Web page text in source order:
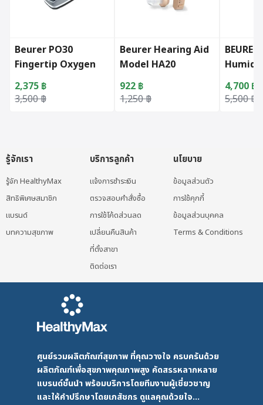
Beurer PO30
Fingertip Oxygen
Meter
3,500฿
Original price was: 3,500 ฿.
2,375 ฿
Current price is: 2,375 ฿.
Beurer Hearing Aid
Model HA20
1,250฿
Original price was: 1,250 ฿.
922 ฿
Current price is: 922 ฿.
White
5,500฿
Original
4,700 ฿
Current
รู้จักเรา
รู้จัก HealthyMax
สิทธิพิเศษสมาชิก
แบรนด์
บทความสุขภาพ
บริการลูกค้า
แจ้งการชำระเงิน
ตรวจสอบคำสั่งซื้อ
การใช้โค้ดส่วนลด
เปลี่ยนคืนสินค้า
ที่ตั้งสาขา
ติดต่อเรา
นโยบาย
ข้อมูลส่วนตัว
การใช้คุกกี้
ข้อมูลส่วนบุคคล
Terms & Conditions
ศูนย์รวมผลิตภัณฑ์สุขภาพ ที่คุณวางใจ ครบครันด้วย
ผลิตภัณฑ์เพื่อสุขภาพคุณภาพสูง คัดสรรหลากหลาย
แบรนด์ชั้นนำ พร้อมบริการโดยทีมงานผู้เชี่ยวชาญ
และให้คำปรึกษาโดยเภสัชกร ดูแลคุณด้วยใจ...